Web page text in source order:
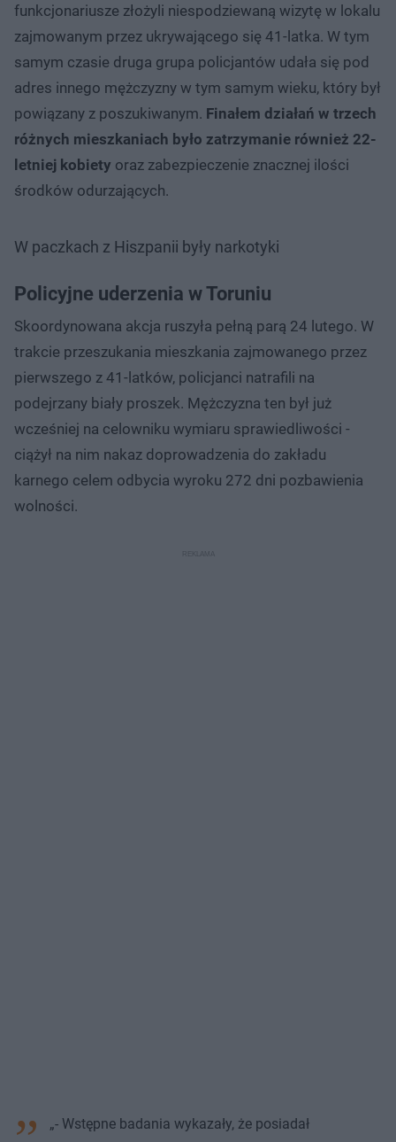
funkcjonariusze złożyli niespodziewaną wizytę w lokalu
zajmowanym przez ukrywającego się 41-latka. W tym
samym czasie druga grupa policjantów udała się pod
adres innego mężczyzny w tym samym wieku, który był
powiązany z poszukiwanym. Finałem działań w trzech
różnych mieszkaniach było zatrzymanie również 22-
letniej kobiety oraz zabezpieczenie znacznej ilości
środków odurzających.
W paczkach z Hiszpanii były narkotyki
Policyjne uderzenia w Toruniu
Skoordynowana akcja ruszyła pełną parą 24 lutego. W
trakcie przeszukania mieszkania zajmowanego przez
pierwszego z 41-latków, policjanci natrafili na
podejrzany biały proszek. Mężczyzna ten był już
wcześniej na celowniku wymiaru sprawiedliwości -
ciążył na nim nakaz doprowadzenia do zakładu
karnego celem odbycia wyroku 272 dni pozbawienia
wolności.
„- Wstępne badania wykazały, że posiadał